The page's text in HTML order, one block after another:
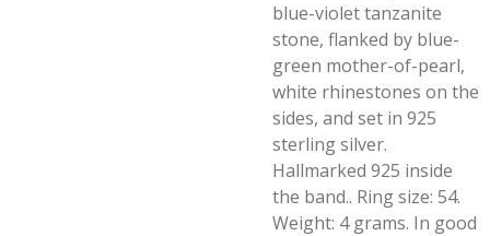
blue-violet tanzanite
stone, flanked by blue-
green mother-of-pearl,
white rhinestones on the
sides, and set in 925
sterling silver.
Hallmarked 925 inside
the band.. Ring size: 54.
Weight: 4 grams. In good